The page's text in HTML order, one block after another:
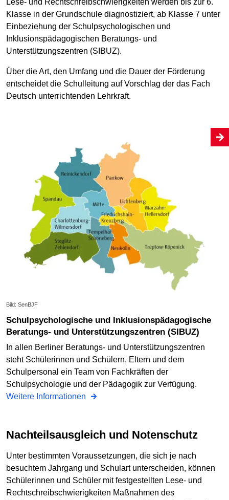
Klasse in der Grundschule diagnostiziert, ab Klasse 7 unter
Einbeziehung der Schulpsychologischen und
Inklusionspädagogischen Beratungs- und
Unterstützungszentren (SIBUZ).
Über die Art, den Umfang und die Dauer der Förderung
entscheidet die Schulleitung auf Vorschlag der das Fach
Deutsch unterrichtenden Lehrkraft.
Bild: SenBJF
Schulpsychologische und Inklusionspädagogische
Beratungs- und Unterstützungszentren (SIBUZ)
In allen Berliner Beratungs- und Unterstützungszentren
steht Schülerinnen und Schülern, Eltern und dem
Schulpersonal ein Team von Fachkräften der
Schulpsychologie und der Pädagogik zur Verfügung.
Weitere Informationen
Nachteilsausgleich und Notenschutz
Unter bestimmten Voraussetzungen, die sich je nach
besuchtem Jahrgang und Schulart unterscheiden, können
Schülerinnen und Schüler mit festgestellten Lese- und
Rechtschreibschwierigkeiten Maßnahmen des